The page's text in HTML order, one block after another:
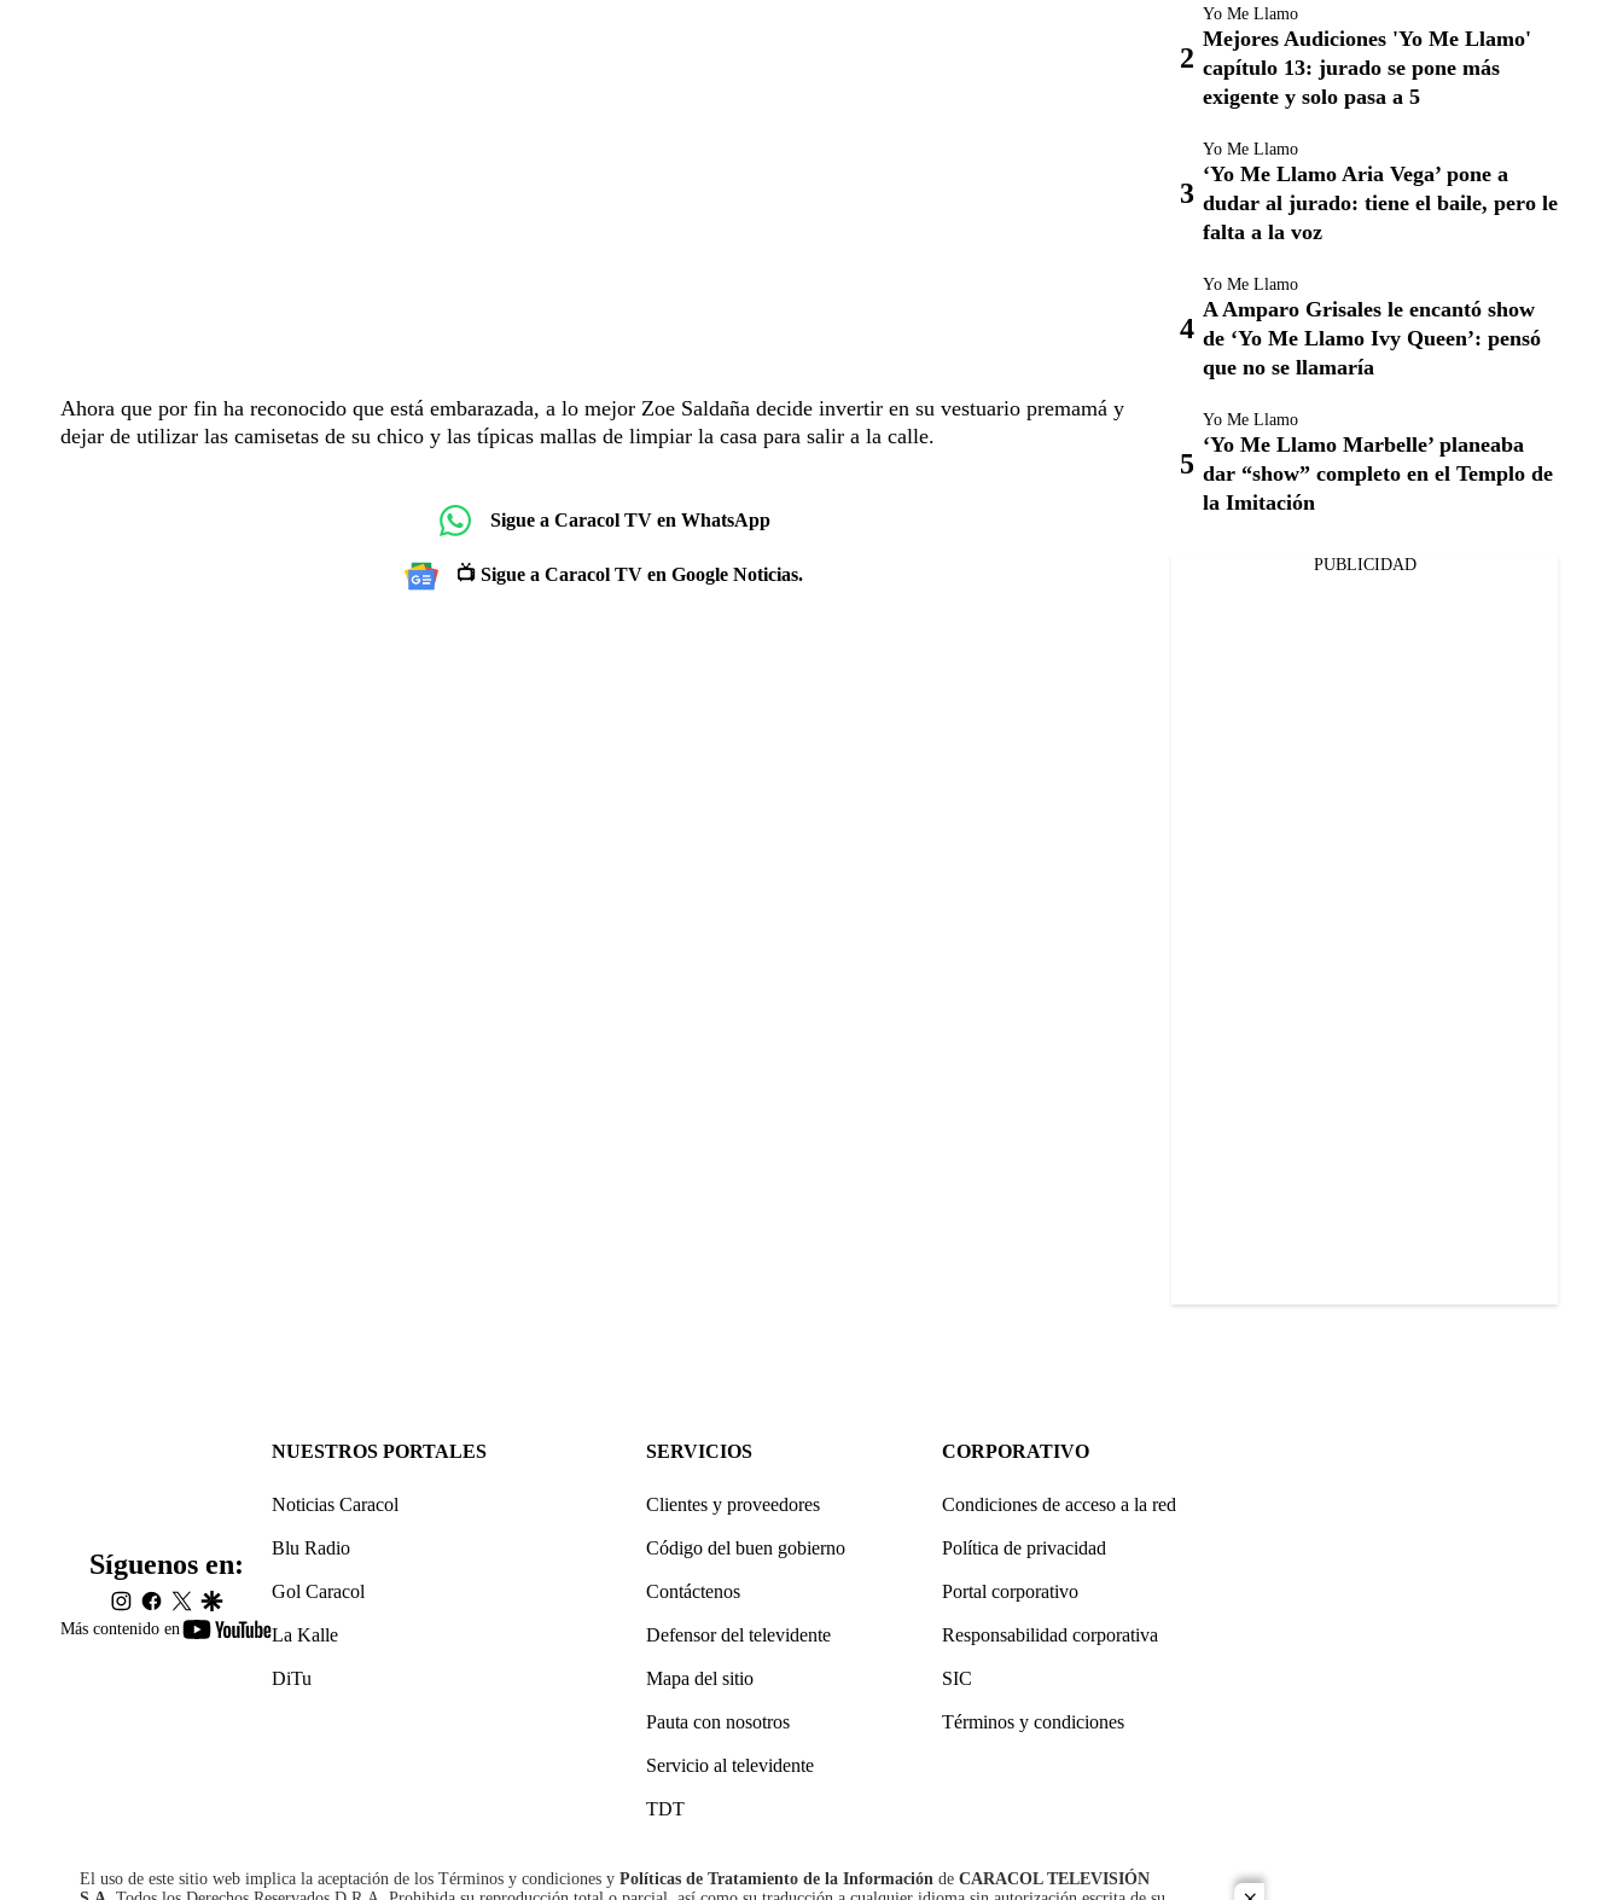
Ahora que por fin ha reconocido que está embarazada, a lo mejor Zoe Saldaña decide invertir en su vestuario premamá y
dejar de utilizar las camisetas de su chico y las típicas mallas de limpiar la casa para salir a la calle.
Sigue a Caracol TV en WhatsApp
📺 Sigue a Caracol TV en Google Noticias.
Yo Me Llamo
Mejores Audiciones 'Yo Me Llamo'
capítulo 13: jurado se pone más
exigente y solo pasa a 5
Yo Me Llamo
‘Yo Me Llamo Aria Vega’ pone a
dudar al jurado: tiene el baile, pero le
falta a la voz
Yo Me Llamo
A Amparo Grisales le encantó show
de ‘Yo Me Llamo Ivy Queen’: pensó
que no se llamaría
Yo Me Llamo
‘Yo Me Llamo Marbelle’ planeaba
dar “show” completo en el Templo de
la Imitación
PUBLICIDAD
Más contenido en
youtube-
Síguenos en:
instagram
facebook
twittergoogle
NUESTROS PORTALES
Noticias Caracol
Blu Radio
Gol Caracol
La Kalle
DiTu
SERVICIOS
Clientes y proveedores
Código del buen gobierno
Contáctenos
Defensor del televidente
Mapa del sitio
Pauta con nosotros
Servicio al televidente
TDT
CORPORATIVO
Condiciones de acceso a la red
Política de privacidad
Portal corporativo
Responsabilidad corporativa
SIC
Términos y condiciones
El uso de este sitio web implica la aceptación de los Términos y condiciones y Políticas de Tratamiento de la Información de CARACOL TELEVISIÓN